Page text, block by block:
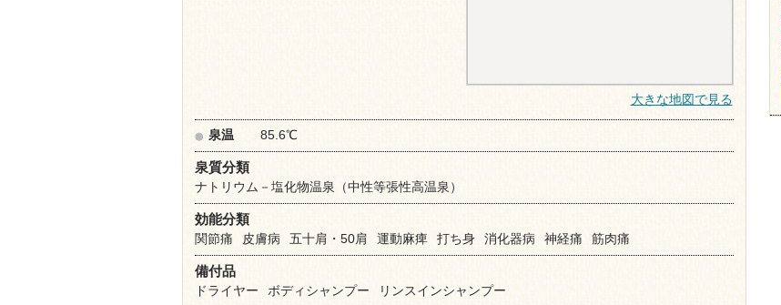
大きな地図で見る
泉温 85.6℃
泉質分類
ナトリウム－塩化物温泉（中性等張性高温泉）
効能分類
関節痛
皮膚病 五十肩・50肩 運動麻痺 打ち身 消化器病 神経痛 筋肉痛
備付品
ドライヤー
ボディシャンプー リンスインシャンプー